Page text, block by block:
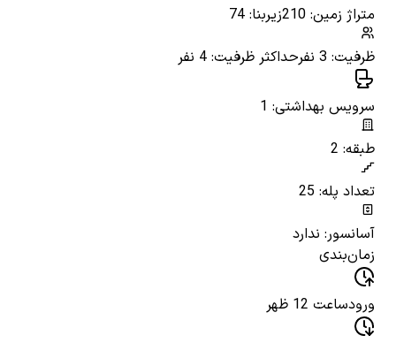
متراژ زمین: 210
زیربنا: 74
ظرفیت: 3 نفر
حداکثر ظرفیت: 4 نفر
سرویس بهداشتی: 1
طبقه: 2
تعداد پله: 25
آسانسور: ندارد
زمان‌بندی
ورودساعت 12 ظهر